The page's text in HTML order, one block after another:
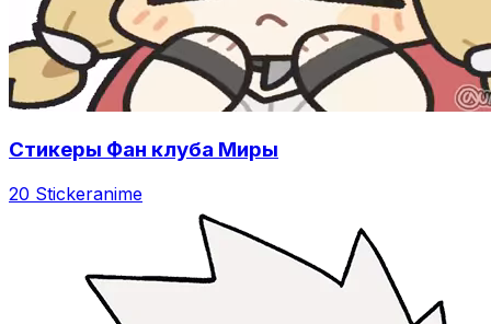
Стикеры Фан клуба Миры
20 Stickeranime